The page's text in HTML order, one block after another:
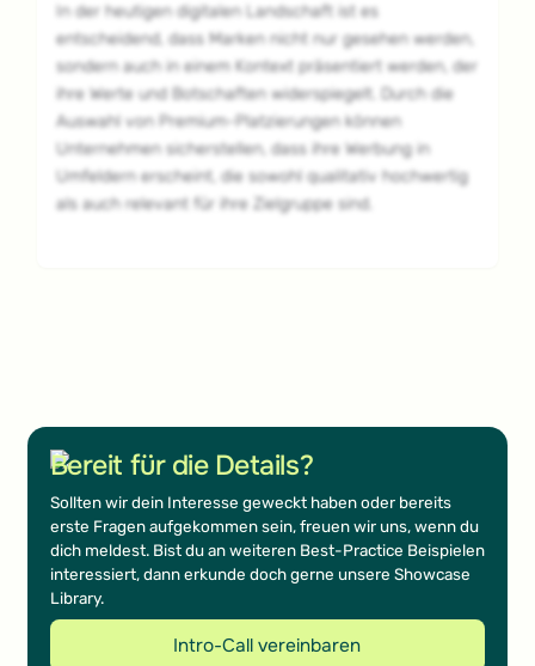
In der heutigen digitalen Landschaft ist es
entscheidend, dass Marken nicht nur gesehen werden,
sondern auch in einem Kontext präsentiert werden, der
ihre Werte und Botschaften widerspiegelt. Durch die
Auswahl von Premium-Platzierungen können
Unternehmen sicherstellen, dass ihre Werbung in
Umfeldern erscheint, die sowohl qualitativ hochwertig
als auch relevant für ihre Zielgruppe sind.
Bereit für die Details?
Sollten wir dein Interesse geweckt haben oder bereits
erste Fragen aufgekommen sein, freuen wir uns, wenn du
dich meldest. Bist du an weiteren Best-Practice Beispielen
interessiert, dann erkunde doch gerne unsere Showcase
Library.
Intro-Call vereinbaren